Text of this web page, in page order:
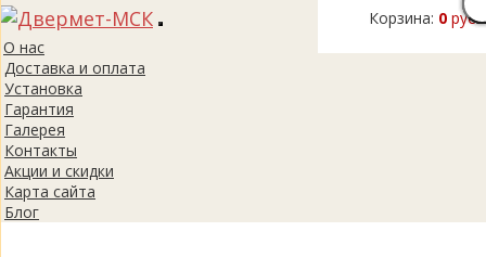
Корзина: 0 руб.
Toggle
О нас
Доставка и оплата
Установка
Гарантия
Галерея
Контакты
Акции и скидки
Карта сайта
Блог